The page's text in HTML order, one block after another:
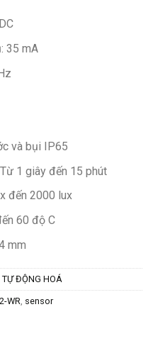
35 mA
và bụi IP65
1 giây đến 15 phút
đến 2000 lux
60 độ C
mm
TỰ ĐỘNG HOÁ
WR, sensor